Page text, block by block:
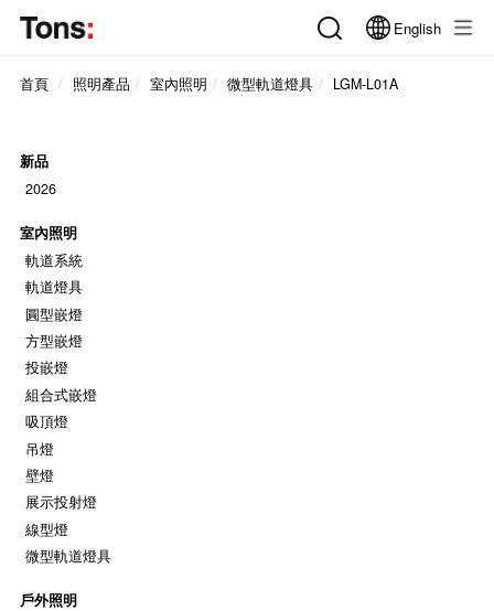
English
首頁 照明產品 室內照明 微型軌道燈具 LGM-L01A
新品
2026
室內照明
軌道系統
軌道燈具
圓型嵌燈
方型嵌燈
投嵌燈
組合式嵌燈
吸頂燈
吊燈
壁燈
展示投射燈
線型燈
微型軌道燈具
戶外照明